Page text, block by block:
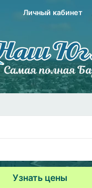
Личный кабинет